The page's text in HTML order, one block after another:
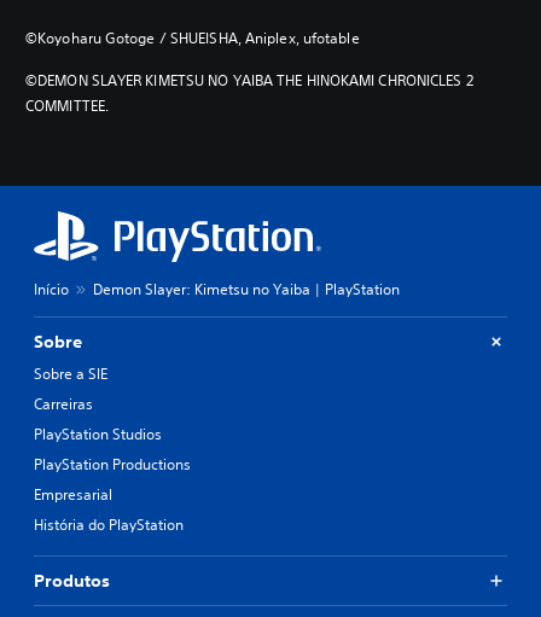
©Koyoharu Gotoge / SHUEISHA, Aniplex, ufotable
©DEMON SLAYER KIMETSU NO YAIBA THE HINOKAMI CHRONICLES 2
COMMITTEE.
Início Demon Slayer: Kimetsu no Yaiba | PlayStation
Sobre
Sobre a SIE
Carreiras
PlayStation Studios
PlayStation Productions
Empresarial
História do PlayStation
Produtos